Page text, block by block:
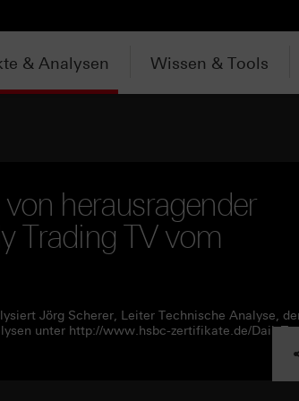
& Analysen Wissen & Tools
herausragender
Trading TV vom
Jörg Scherer, Leiter Technische Analyse,
unter http://www.hsbc-zertifikate.de/